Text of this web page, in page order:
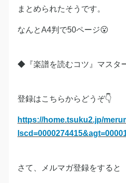
まとめられたそうです。
なんとA4判で50ページ😮
◆『楽譜を読むコツ』マスタ
登録はこちらからどうぞ👇
https://home.tsuku2.jp/
さて、メルマガ登録をすると